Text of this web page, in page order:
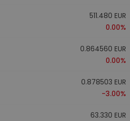
511.480 EUR
0.00%
0.864560 EUR
0.00%
0.878503 EUR
-3.00%
63.330 EUR